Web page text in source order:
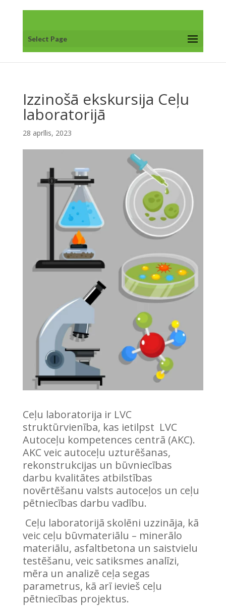
Select Page
Izzinošā ekskursija Ceļu
laboratorijā
28 aprīlis, 2023
Ceļu laboratorija ir LVC
struktūrvienība, kas ietilpst LVC
Autoceļu kompetences centrā (AKC).
AKC veic autoceļu uzturēšanas,
rekonstrukcijas un būvniecības
darbu kvalitātes atbilstības
novērtēšanu valsts autoceļos un ceļu
pētniecības darbu vadību.
Ceļu laboratorijā skolēni uzzināja, kā
veic ceļu būvmateriālu – minerālo
materiālu, asfaltbetona un saistvielu
testēšanu, veic satiksmes analīzi,
mēra un analizē ceļa segas
parametrus, kā arī ievieš ceļu
pētniecības projektus.